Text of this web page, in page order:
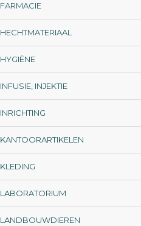
FARMACIE
HECHTMATERIAAL
HYGIËNE
INFUSIE, INJEKTIE
INRICHTING
KANTOORARTIKELEN
KLEDING
LABORATORIUM
LANDBOUWDIEREN